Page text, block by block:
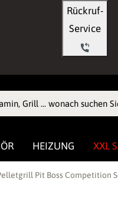
Rückruf-
HEIZUNG XXL
Pit Boss Competition